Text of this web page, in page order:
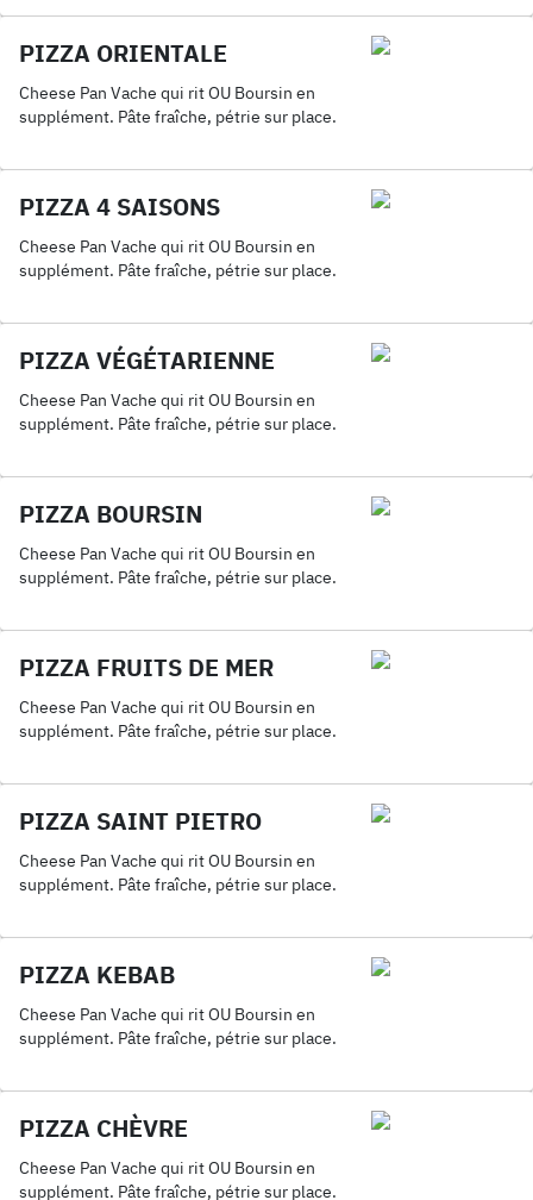
PIZZA ORIENTALE
Cheese Pan Vache qui rit OU Boursin en
supplément. Pâte fraîche, pétrie sur place.
PIZZA 4 SAISONS
Cheese Pan Vache qui rit OU Boursin en
supplément. Pâte fraîche, pétrie sur place.
PIZZA VÉGÉTARIENNE
Cheese Pan Vache qui rit OU Boursin en
supplément. Pâte fraîche, pétrie sur place.
PIZZA BOURSIN
Cheese Pan Vache qui rit OU Boursin en
supplément. Pâte fraîche, pétrie sur place.
PIZZA FRUITS DE MER
Cheese Pan Vache qui rit OU Boursin en
supplément. Pâte fraîche, pétrie sur place.
PIZZA SAINT PIETRO
Cheese Pan Vache qui rit OU Boursin en
supplément. Pâte fraîche, pétrie sur place.
PIZZA KEBAB
Cheese Pan Vache qui rit OU Boursin en
supplément. Pâte fraîche, pétrie sur place.
PIZZA CHÈVRE
Cheese Pan Vache qui rit OU Boursin en
supplément. Pâte fraîche, pétrie sur place.